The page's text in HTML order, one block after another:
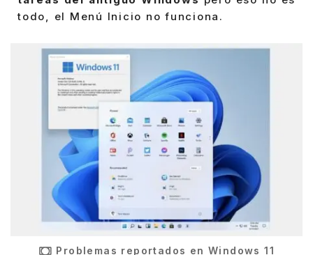
todo, el Menú Inicio no funciona.
Problemas reportados en Windows 11